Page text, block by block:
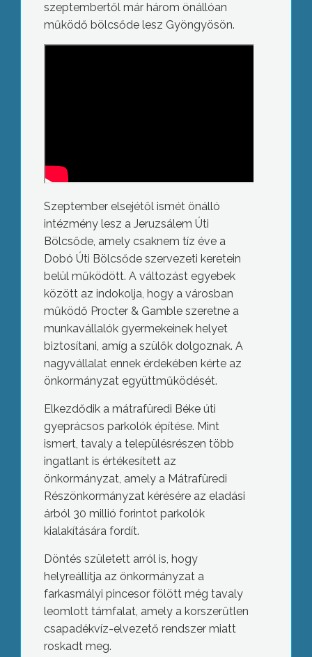
szeptembertől már három önállóan
működő bölcsőde lesz Gyöngyösön.
Szeptember elsejétől ismét önálló
intézmény lesz a Jeruzsálem Úti
Bölcsőde, amely csaknem tíz éve a
Dobó Úti Bölcsőde szervezeti keretein
belül működött. A változást egyebek
között az indokolja, hogy a városban
működő Procter & Gamble szeretne a
munkavállalók gyermekeinek helyet
biztosítani, amíg a szülők dolgoznak. A
nagyvállalat ennek érdekében kérte az
önkormányzat együttműködését.
Elkezdődik a mátrafüredi Béke úti
gyeprácsos parkolók építése. Mint
ismert, tavaly a településrészen több
ingatlant is értékesített az
önkormányzat, amely a Mátrafüredi
Részönkormányzat kérésére az eladási
árból 30 millió forintot parkolók
kialakítására fordít.
Döntés született arról is, hogy
helyreállítja az önkormányzat a
farkasmályi pincesor fölött még tavaly
leomlott támfalat, amely a korszerűtlen
csapadékvíz-elvezető rendszer miatt
roskadt meg.